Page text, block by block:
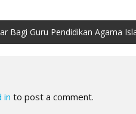
Bagi Guru Pendidikan Agama
in to post a comment.